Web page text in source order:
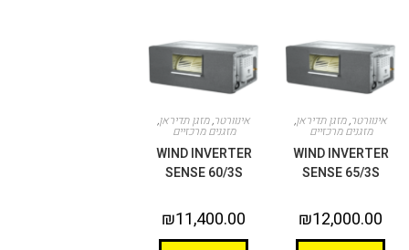
אינוורטר,מזגן תדיראן,
מזגנים מרכזיים
WIND INVERTER
SENSE 65/3S
₪12,000.00
אינוורטר,מזגן תדיראן,
מזגנים מרכזיים
WIND INVERTER
SENSE 60/3S
₪11,400.00